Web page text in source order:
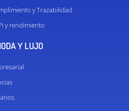
y Trazabilidad
y rendimiento
Y LUJO